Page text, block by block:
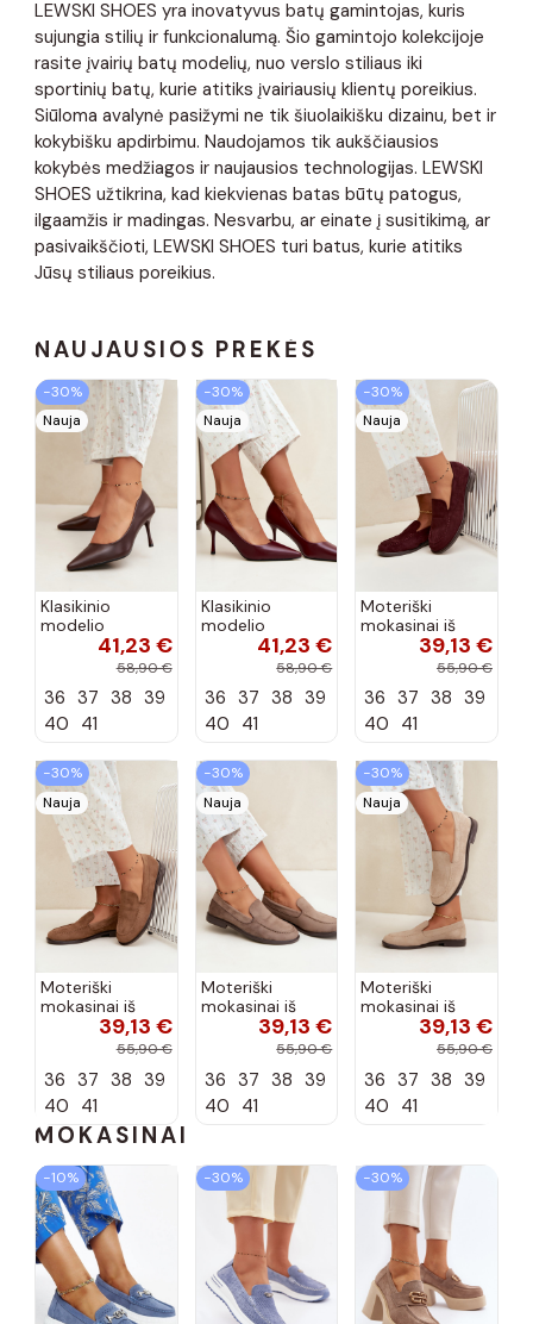
LEWSKI SHOES yra inovatyvus batų gamintojas, kuris
sujungia stilių ir funkcionalumą. Šio gamintojo kolekcijoje
rasite įvairių batų modelių, nuo verslo stiliaus iki
sportinių batų, kurie atitiks įvairiausių klientų poreikius.
Siūloma avalynė pasižymi ne tik šiuolaikišku dizainu, bet ir
kokybišku apdirbimu. Naudojamos tik aukščiausios
kokybės medžiagos ir naujausios technologijas. LEWSKI
SHOES užtikrina, kad kiekvienas batas būtų patogus,
ilgaamžis ir madingas. Nesvarbu, ar einate į susitikimą, ar
pasivaikščioti, LEWSKI SHOES turi batus, kurie atitiks
Jūsų stiliaus poreikius.
NAUJAUSIOS PREKĖS
−30%
Nauja
Klasikinio
modelio
aukštakulniai
šokolado
spalvos Nesha
41,23 €
58,90 €
36 37 38 39
40 41
−30%
Nauja
Klasikinio
modelio
aukštakulniai
bordo spalvos
Nesha
41,23 €
58,90 €
36 37 38 39
40 41
−30%
Nauja
Moteriški
mokasinai iš
dirbtinės
zomšos, bordo
39,13 €
55,90 €
36 37 38 39
40 41
−30%
Nauja
Moteriški
mokasinai iš
dirbtinės
zomšos, rudos
39,13 €
55,90 €
36 37 38 39
40 41
−30%
Nauja
Moteriški
mokasinai iš
dirbtinės
zomšos, molio
39,13 €
55,90 €
36 37 38 39
40 41
−30%
Nauja
Moteriški
mokasinai iš
dirbtinės
zomšos, smėlio
39,13 €
55,90 €
36 37 38 39
40 41
MOKASINAI
−10% −30% −30%